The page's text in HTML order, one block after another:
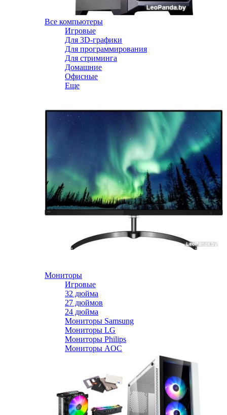
Все компьютеры
Игровые
Для 3D-графики
Для программирования
Для стриминга
Домашние
Офисные
Еще
Мониторы
Игровые
32 дюйма
27 дюймов
24 дюйма
Мониторы Samsung
Мониторы LG
Мониторы Philips
Мониторы AOC